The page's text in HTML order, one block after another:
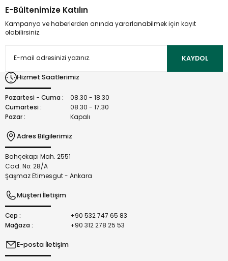
kullanarak tarafımıza iletebilirsiniz.
Görüş ve önerileriniz için teşekkür ederiz.
Ürün açıklamasında eksik bilgiler bulunuyor.
Bu ürüne benzer farklı alternatifler olmalı.
E-Bültenimize Katılın
Kampanya ve haberlerden anında yararlanabilmek için kayıt
olabilirsiniz.
KAYDOL
Hizmet Saatlerimiz
Pazartesi - Cuma :
08.30 - 18.30
Cumartesi :
08.30 - 17.30
Pazar :
Kapalı
Adres Bilgilerimiz
Bahçekapı Mah. 2551
Cad. No: 28/A
Şaşmaz Etimesgut - Ankara
Müşteri İletişim
Cep :
+90 532 747 65 83
Mağaza :
+90 312 278 25 53
E-posta İletişim